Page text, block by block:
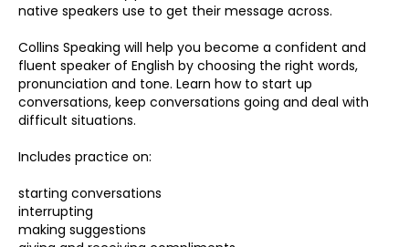
native speakers use to get their message across.
Collins Speaking will help you become a confident and
fluent speaker of English by choosing the right words,
pronunciation and tone. Learn how to start up
conversations, keep conversations going and deal with
difficult situations.
Includes practice on:
starting conversations
interrupting
making suggestions